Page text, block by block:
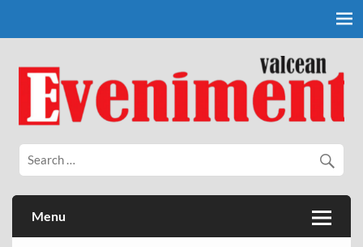
Eveniment Valcean
Menu